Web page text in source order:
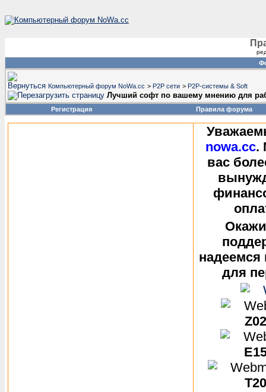
Компьютерный форум NoWa.cc > P2P сети > P2P-системы & Soft
Лучший софт по вашему мнению для
Регистрация Правила форума
nowa.cc.
вас
надеемся
для